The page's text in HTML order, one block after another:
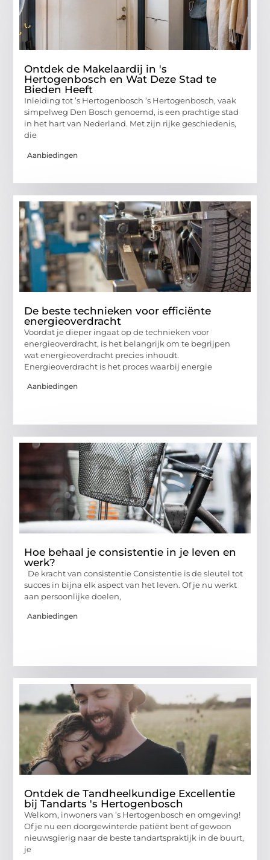
Ontdek de Makelaardij in 's
Hertogenbosch en Wat Deze Stad te
Bieden Heeft
Inleiding tot ’s Hertogenbosch ’s Hertogenbosch, vaak
simpelweg Den Bosch genoemd, is een prachtige stad
in het hart van Nederland. Met zijn rijke geschiedenis,
die
Aanbiedingen
De beste technieken voor efficiënte
energieoverdracht
Voordat je dieper ingaat op de technieken voor
energieoverdracht, is het belangrijk om te begrijpen
wat energieoverdracht precies inhoudt.
Energieoverdracht is het proces waarbij energie
Aanbiedingen
Hoe behaal je consistentie in je leven en
werk?
De kracht van consistentie Consistentie is de sleutel tot
succes in bijna elk aspect van het leven. Of je nu werkt
aan persoonlijke doelen,
Aanbiedingen
Ontdek de Tandheelkundige Excellentie
bij Tandarts 's Hertogenbosch
Welkom, inwoners van ’s Hertogenbosch en omgeving!
Of je nu een doorgewinterde patiënt bent of gewoon
nieuwsgierig naar de beste tandartspraktijk in de buurt,
je